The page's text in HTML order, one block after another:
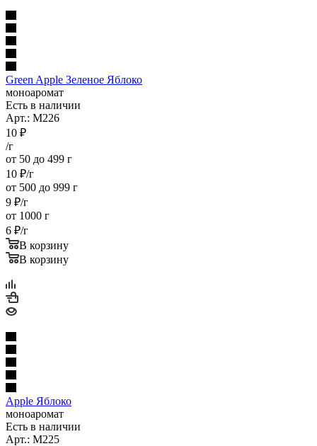
Green Apple Зеленое Яблоко
моноаромат
Есть в наличии
Арт.: M226
10 ₽
/г
от 50 до 499 г
10 ₽/г
от 500 до 999 г
9 ₽/г
от 1000 г
6 ₽/г
В корзину
В корзину
Apple Яблоко
моноаромат
Есть в наличии
Арт.: M225